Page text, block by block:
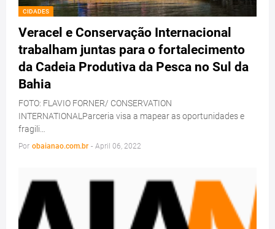
CIDADES
Veracel e Conservação Internacional
trabalham juntas para o fortalecimento
da Cadeia Produtiva da Pesca no Sul da
Bahia
FOTO: FLAVIO FORNER/ CONSERVATION
INTERNATIONALParceria visa a mapear as oportunidades e
fragili…
Por obaianao.com.br - April 06, 2022